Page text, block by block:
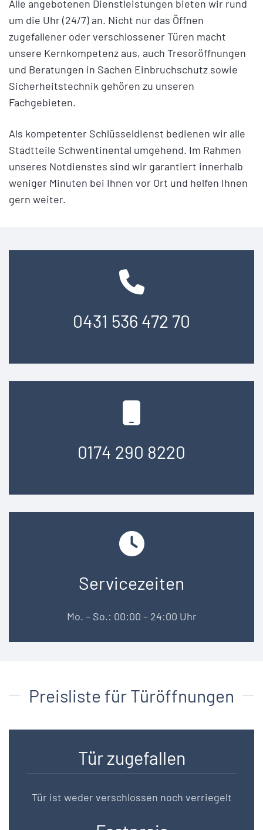
Alle angebotenen Dienstleistungen bieten wir rund
um die Uhr (24/7) an. Nicht nur das Öffnen
zugefallener oder verschlossener Türen macht
unsere Kernkompetenz aus, auch Tresoröffnungen
und Beratungen in Sachen Einbruchschutz sowie
Sicherheitstechnik gehören zu unseren
Fachgebieten.
Als kompetenter Schlüsseldienst bedienen wir alle
Stadtteile Schwentinental umgehend. Im Rahmen
unseres Notdienstes sind wir garantiert innerhalb
weniger Minuten bei Ihnen vor Ort und helfen Ihnen
gern weiter.
0431 536 472 70
0174 290 8220
Servicezeiten
Mo. – So.: 00:00 – 24:00 Uhr
Preisliste für Türöffnungen
Tür zugefallen
Tür ist weder verschlossen noch verriegelt